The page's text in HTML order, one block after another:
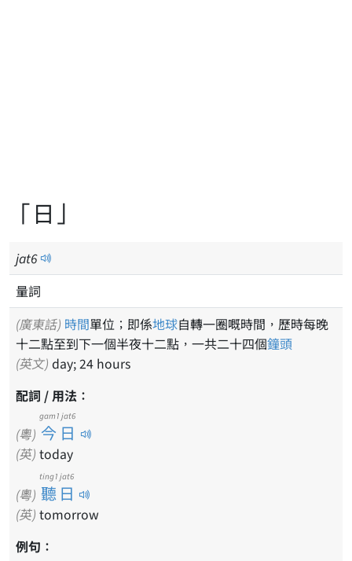
「日」
jat6
量詞
(廣東話) 時間單位；即係地球自轉一圈嘅時間，歷時每晚
十二點至到下一個半夜十二點，一共二十四個鐘頭
(英文) day; 24 hours
配詞 / 用法：
(粵) 今日
gam1 jat6
(英) today
(粵) 聽日
ting1 jat6
(英) tomorrow
例句：